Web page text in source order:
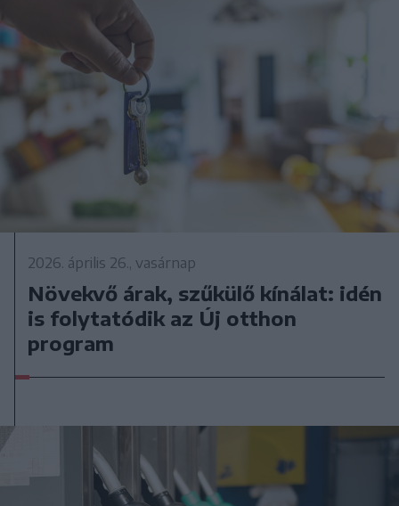
2026. április 26., vasárnap
Növekvő árak, szűkülő kínálat: idén
is folytatódik az Új otthon
program